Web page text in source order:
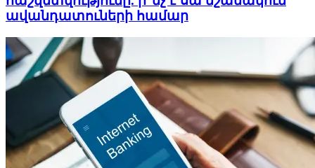
ավանդատուների համար